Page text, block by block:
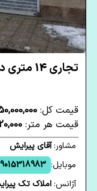
تجاری 14 متری در شهرک انقلاب مشهد
قیمت کل: 1,350,000,000
قیمت هر متر:
مشاور:آقای پیرایش
موبایل:
آژانس:املاک تک